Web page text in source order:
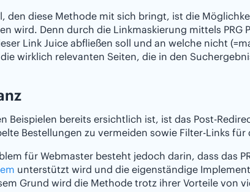
den diese Methode mit sich bringt, ist die
wird. Denn durch die Linkmaskierung mittels
Link Juice abfließen soll und an welche nicht
wirklich relevanten Seiten, die in den
Beispielen bereits ersichtlich ist, ist das Post-
Bestellungen zu vermeiden sowie Filter-Links
für Webmaster besteht jedoch darin, dass das
unterstützt wird und die eigenständige
Grund wird die Methode trotz ihrer Vorteile von